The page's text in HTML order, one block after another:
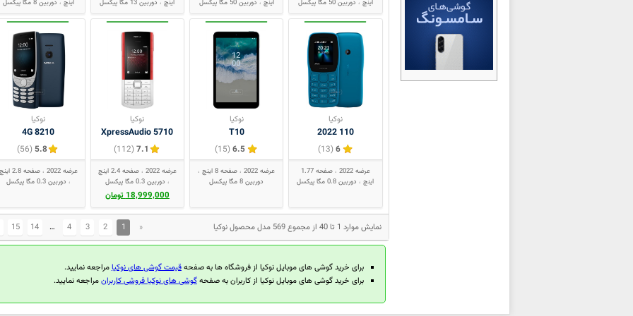
Nokia 225 Dual SIM
Nokia 230
Nokia 230 2024
Nokia 230 Dual SIM
Nokia 2300
اینچ دوربین 50 مگا پیکسل اینچ دوربین 50 مگا پیکسل اینچ دوربین 13 مگا پیکسل اینچ دوربین 8 مگا پیکسل
نوکیا
110 2022
6
(13)
عرضه 2022
صفحه 1.77
اینچ دوربین 0.8 مگا پیکسل
نوکیا
T10
6.5
(15)
عرضه 2022
صفحه 8 اینچ
دوربین 8 مگا پیکسل
نوکیا
5710 XpressAudio
7.1
(112)
عرضه 2022
صفحه 2.4 اینچ
دوربین 0.3 مگا پیکسل
18,999,000 تومان
نوکیا
8210 4G
5.8
(56)
عرضه 2022
صفحه 2.8 اینچ
دوربین 0.3 مگا پیکسل
نمایش موارد 1 تا 40 از مجموع 569 مدل محصول نوکیا «
1
2
3
4
…
14
15
برای خرید گوشی های موبایل نوکیا از فروشگاه ها به صفحهقیمت گوشی های نوکیامراجعه نمایید.
برای خرید گوشی های موبایل نوکیا از کاربران به صفحهگوشی های نوکیا فروشی کاربرانمراجعه نمایید.